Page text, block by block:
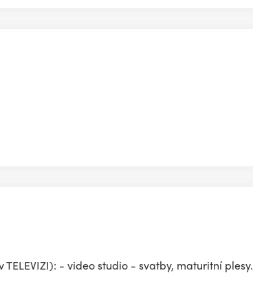
- video studio - svatby, maturitní plesy.